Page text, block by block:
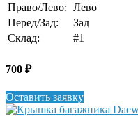
Право/Лево: Лево
Перед/Зад:
Зад
Склад:
#1
700 ₽
Оставить заявку